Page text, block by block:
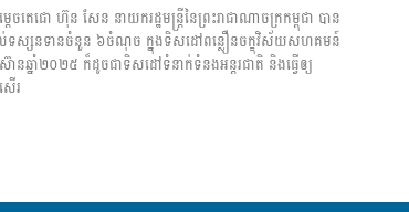
េច​តេជោ ហ៊ុន សែន នាយករដ្ឋមន្រ្តីនៃព្រះរាជាណាចក្រ​កម្ពុជា បាន
ទស្សន​ទានចំ​នួន ៦ចំណុច ក្នុងទិសដៅ​ពន្លឿន​ចក្ខុវិស័យ​សហគមន៍​
ាន​ឆ្នាំ២០២៥ ក៏ដូចជាទិ​សដៅ​ទំនាក់​ទំនងអន្តរជាតិ និងធ្វើឲ្យ
ើរ​